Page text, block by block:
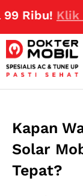
Klik Disini
Kapan
Solar
Tepat?